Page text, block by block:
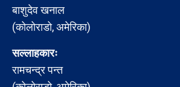
बाशुदेव खनाल
(कोलोराडो, अमेरिका)
सल्लाहकारः
रामचन्द्र पन्त